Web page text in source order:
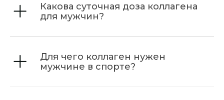
Какова суточная доза коллагена
для мужчин?
Для чего коллаген нужен
мужчине в спорте?